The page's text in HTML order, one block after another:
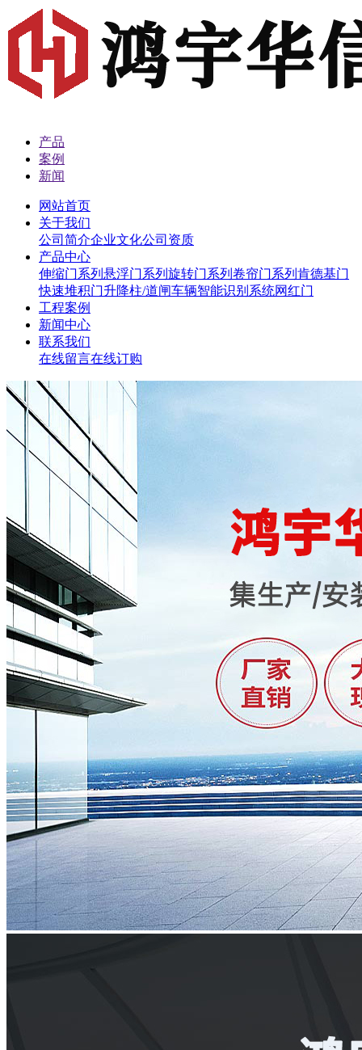
产品
案例
新闻
网站首页
关于我们
公司简介企业文化公司资质
产品中心
伸缩门系列 悬浮门系列 旋转门系列 卷帘门系列 肯德基门
快速堆积门升降柱/道闸车辆智能识别系统网红门
工程案例
新闻中心
联系我们
在线留言在线订购